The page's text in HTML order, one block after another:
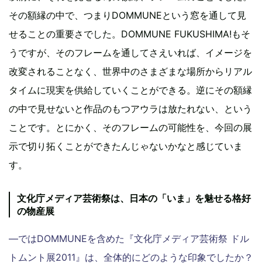
その額縁の中で、つまりDOMMUNEという窓を通して見
せることの重要さでした。DOMMUNE FUKUSHIMA!もそ
うですが、そのフレームを通してさえいれば、イメージを
改変されることなく、世界中のさまざまな場所からリアル
タイムに現実を供給していくことができる。逆にその額縁
の中で見せないと作品のもつアウラは放たれない、という
ことです。とにかく、そのフレームの可能性を、今回の展
示で切り拓くことができたんじゃないかなと感じていま
す。
文化庁メディア芸術祭は、日本の「いま」を魅せる格好
の物産展
―ではDOMMUNEを含めた『文化庁メディア芸術祭 ドル
トムント展2011』は、全体的にどのような印象でしたか？